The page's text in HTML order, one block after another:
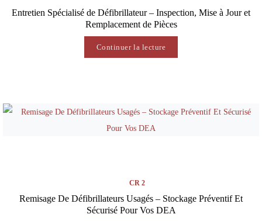
Entretien Spécialisé de Défibrillateur – Inspection, Mise à Jour et
Remplacement de Pièces
Continuer la lecture
CR 2
Remisage De Défibrillateurs Usagés – Stockage Préventif Et
Sécurisé Pour Vos DEA